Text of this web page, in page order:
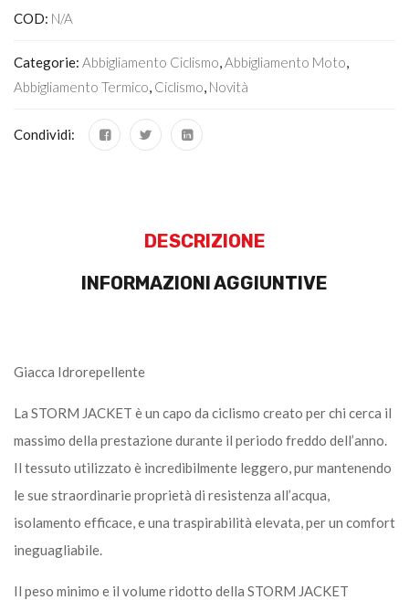
COD: N/A
Categorie: Abbigliamento Ciclismo,Abbigliamento Moto,
Abbigliamento Termico, Ciclismo, Novità
Condividi:
DESCRIZIONE
INFORMAZIONI AGGIUNTIVE
Giacca Idrorepellente
La STORM JACKET è un capo da ciclismo creato per chi cerca il
massimo della prestazione durante il periodo freddo dell’anno.
Il tessuto utilizzato è incredibilmente leggero, pur mantenendo
le sue straordinarie proprietà di resistenza all’acqua,
isolamento efficace, e una traspirabilità elevata, per un comfort
ineguagliabile.
Il peso minimo e il volume ridotto della STORM JACKET